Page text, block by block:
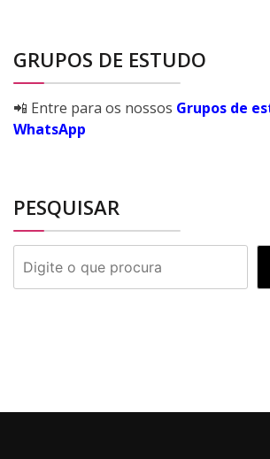
GRUPOS DE ESTUDO
📲 Entre para os nossos Grupos de
WhatsApp
PESQUISAR
PESQUISAR